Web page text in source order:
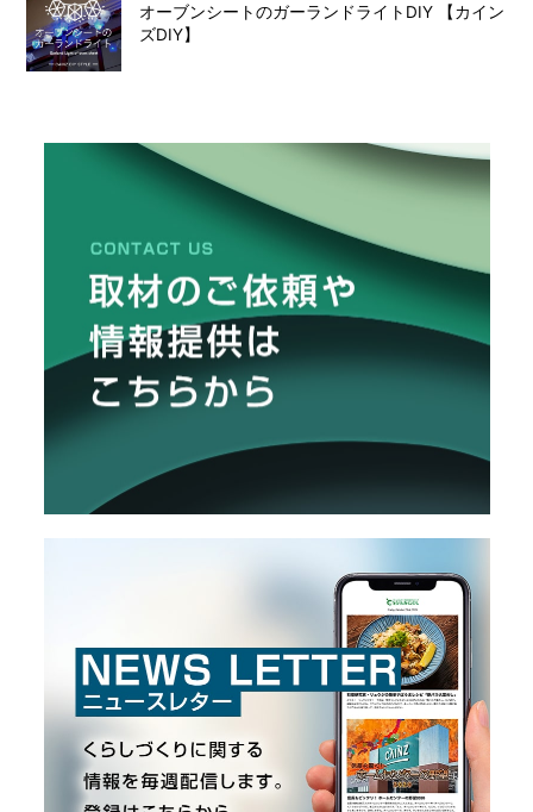
オーブンシートのガーランドライトDIY 【カイン
ズDIY】